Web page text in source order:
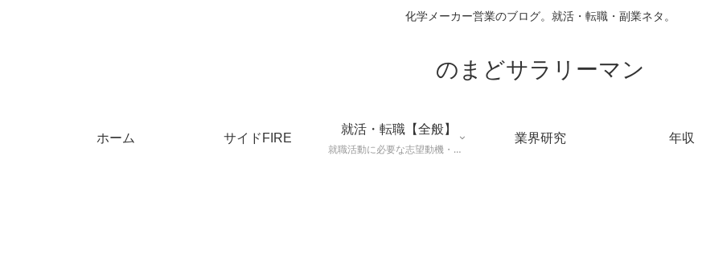
化学メーカー営業のブログ。就活・転職・副業ネタ。
のまどサラリーマン
ホーム サイドFIRE
就活・転職【全般】
就職活動に必要な志望動機・メールマナー・業界研究などに役立つ知識を公開するページ。
業界研究 年収